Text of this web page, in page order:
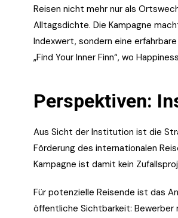
Reisen nicht mehr nur als
Alltagsdichte. Die Kampagne
Indexwert, sondern eine
„Find Your Inner Finn“, wo
Perspektiven:
Aus Sicht der Institution ist die
Förderung des internationalen
Kampagne ist damit kein
Für potenzielle Reisende ist das
öffentliche Sichtbarkeit: Bewerber